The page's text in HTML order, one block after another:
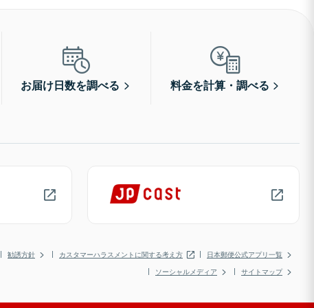
お届け日数を調べる 料金を計算・調べる
勧誘方針 カスタマーハラスメントに関する考え方
日本郵便公式アプリ一覧
ソーシャルメディア
サイトマップ